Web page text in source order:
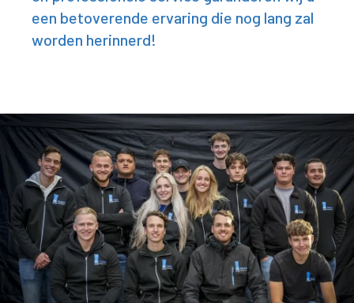
een betoverende ervaring die nog lang zal
worden herinnerd!